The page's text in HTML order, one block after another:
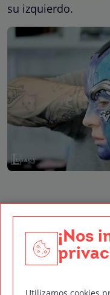
su izquierdo.
Ronan el acusador
¡Nos